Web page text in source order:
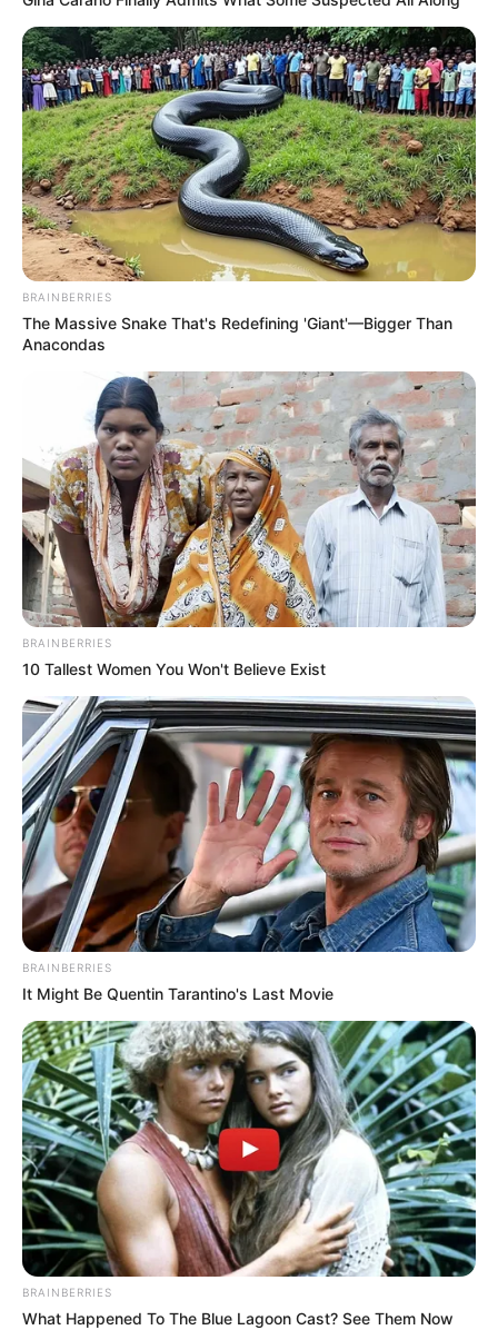
BRAINBERRIES
The Massive Snake That's Redefining 'Giant'—Bigger Than
Anacondas
BRAINBERRIES
10 Tallest Women You Won't Believe Exist
BRAINBERRIES
It Might Be Quentin Tarantino's Last Movie
BRAINBERRIES
What Happened To The Blue Lagoon Cast? See Them Now